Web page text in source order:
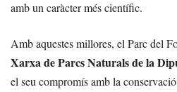
amb un caràcter més científic.
Amb aquestes millores, el Parc del
Xarxa de Parcs Naturals de la
el seu compromís amb la